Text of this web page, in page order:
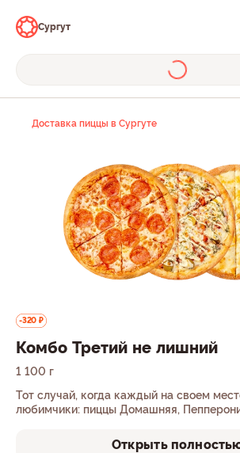
Сургут
Доставка пиццы в Сургуте
-320 ₽
Комбо Третий не лишний
1 100 г
Тот случай, когда каждый на своем
любимчики: пиццы Домашняя,
Открыть